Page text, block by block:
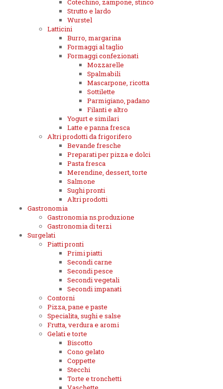
Cotechino, zampone, stinco
Strutto e lardo
Wurstel
Latticini
Burro, margarina
Formaggi al taglio
Formaggi confezionati
Mozzarelle
Spalmabili
Mascarpone, ricotta
Sottilette
Parmigiano, padano
Filanti e altro
Yogurt e similari
Latte e panna fresca
Altri prodotti da frigorifero
Bevande fresche
Preparati per pizza e dolci
Pasta fresca
Merendine, dessert, torte
Salmone
Sughi pronti
Altri prodotti
Gastronomia
Gastronomia ns.produzione
Gastronomia di terzi
Surgelati
Piatti pronti
Primi piatti
Secondi carne
Secondi pesce
Secondi vegetali
Secondi impanati
Contorni
Pizza, pane e paste
Specialita, sughi e salse
Frutta, verdura e aromi
Gelati e torte
Biscotto
Cono gelato
Coppette
Stecchi
Torte e tronchetti